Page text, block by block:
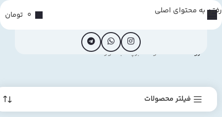
رفتن به محتوای اصلی 0 تومان
فروشگاه محصولات برچسب خورده “سالسه”
فیلتر محصولات